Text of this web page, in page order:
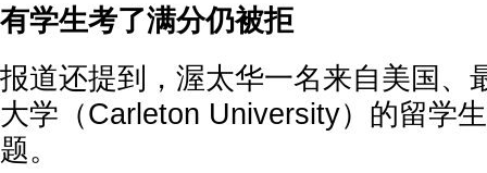
有学生考了满分仍被拒
报道还提到，渥太华一名来自美国、
大学（Carleton University）的留学
题。